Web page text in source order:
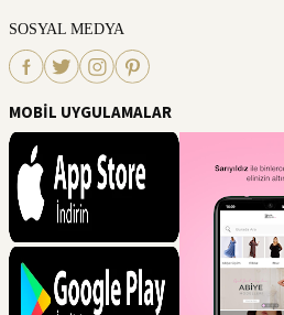
SOSYAL MEDYA
MOBİL UYGULAMALAR